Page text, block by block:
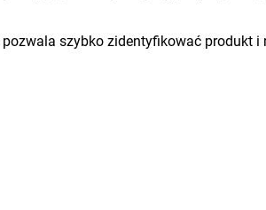
pozwala szybko zidentyfikować produkt i